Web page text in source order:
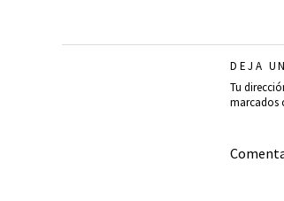
DEJA
Tu
marcados